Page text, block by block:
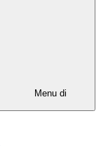
Menu di